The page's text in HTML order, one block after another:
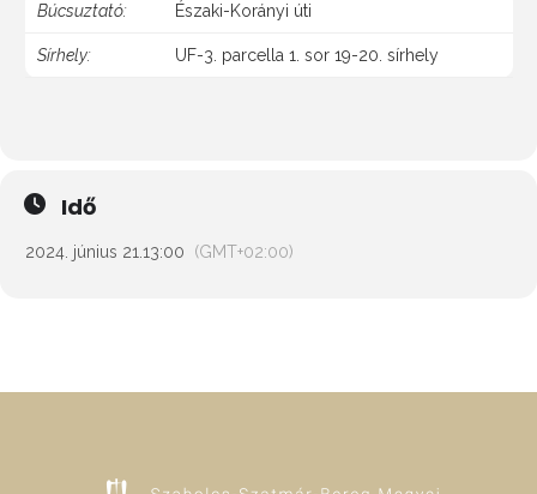
Búcsuztató: Északi-Korányi úti
Sírhely: UF-3. parcella 1. sor 19-20. sírhely
Idő
2024. június 21. 13:00 (GMT+02:00)